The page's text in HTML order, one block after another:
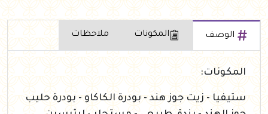
الوصف المكونات ملاحظات
المكونات:
ستيفيا - زيت جوز هند - بودرة الكاكاو - بودرة حليب